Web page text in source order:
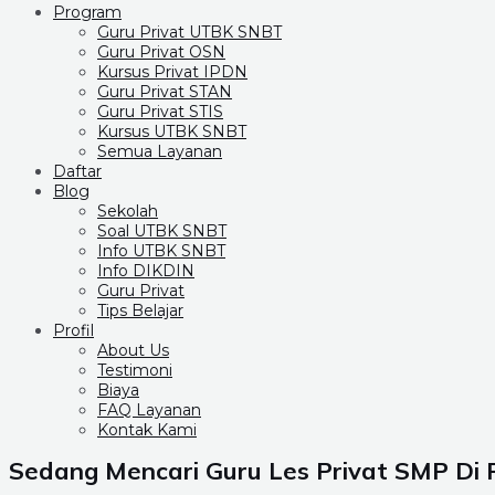
Program
Guru Privat UTBK SNBT
Guru Privat OSN
Kursus Privat IPDN
Guru Privat STAN
Guru Privat STIS
Kursus UTBK SNBT
Semua Layanan
Daftar
Blog
Sekolah
Soal UTBK SNBT
Info UTBK SNBT
Info DIKDIN
Guru Privat
Tips Belajar
Profil
About Us
Testimoni
Biaya
FAQ Layanan
Kontak Kami
Sedang Mencari Guru Les Privat SMP Di